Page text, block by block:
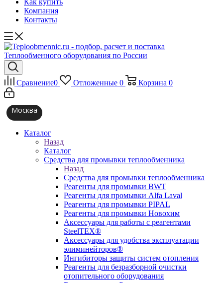
Как купить
Компания
Контакты
Сравнение0 Отложенные 0 Корзина 0
Москва
Каталог
Назад
Каталог
Средства для промывки теплообменника
Назад
Средства для промывки теплообменника
Реагенты для промывки BWT
Реагенты для промывки Alfa Laval
Реагенты для промывки PIPAL
Реагенты для промывки Новохим
Аксессуары для работы с реагентами
SteelTEX®
Аксессуары для удобства эксплуатации
элиминейторов®
Ингибиторы защиты систем отопления
Реагенты для безразборной очистки
отопительного оборудования